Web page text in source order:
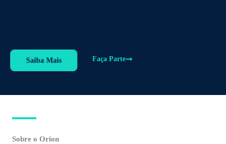
Saiba Mais Faça Parte
Sobre o Orion